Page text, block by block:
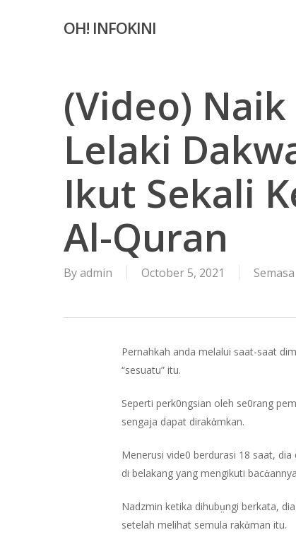
OH! INFOKINI
(Video)
Lelaki
Ikut Sekali
Al-Quran
Byadmin October 5, 2021 Semasa
Pernahkah anda melalui saat-saat
“sesuatu” itu.
Seperti perk0ngsian oleh se0rang
sengaja dapat dirakἀmkan.
Menerusi vide0 berdurasi 18 saat,
di belakang yang mengikuti
Nadzmin ketika dihubṳngi berkata,
setelah melihat semula rakἀman itu.